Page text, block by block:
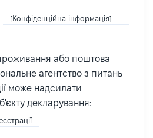
[Конфіденційна інформація]
або поштова
агентство з питань
може надсилати
декларування: